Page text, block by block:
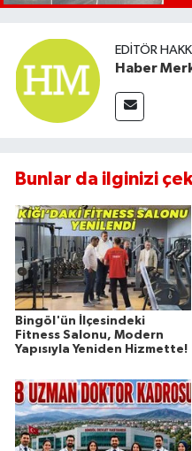
EDITÖR
Haber
Bunlar da ilginizi
Bingöl'ün İlçesindeki
Fitness Salonu, Modern
Yapısıyla Yeniden Hizmette!